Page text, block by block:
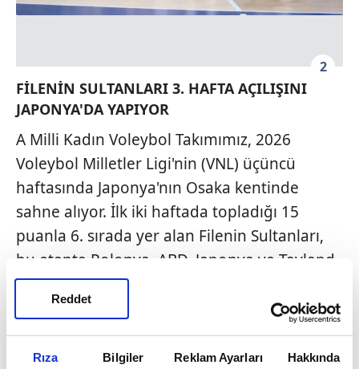
Rıza Bilgiler Reklam Ayarları Hakkında
Reddet
2
FİLENİN SULTANLARI 3. HAFTA AÇILIŞINI
JAPONYA'DA YAPIYOR
A Milli Kadın Voleybol Takımımız, 2026
Voleybol Milletler Ligi'nin (VNL) üçüncü
haftasında Japonya'nın Osaka kentinde
sahne alıyor. İlk iki haftada topladığı 15
puanla 6. sırada yer alan Filenin Sultanları,
bu etapta Polonya, ABD, Japonya ve Tayland
ile karşılaşacak. İlk düdüğün çalacağı zorlu
seride millilerimiz, taraftar desteğini de
arkasına alarak turnuvadaki iddiasını üst
seviyeye taşımayı hedefliyor.